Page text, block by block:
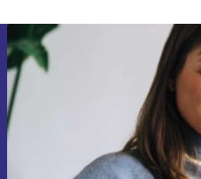
Anmäl dig till
första
Missa aldrig ett